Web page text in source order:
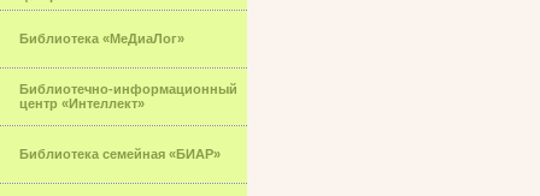
Библиотека «МеДиаЛог»
Библиотечно-информационный
центр «Интеллект»
Библиотека семейная «БИАР»